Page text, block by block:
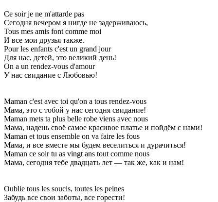
Ce soir je ne m'attarde pas
Сегодня вечером я нигде не задерживаюсь,
Tous mes amis font comme moi
И все мои друзья также.
Pour les enfants c'est un grand jour
Для нас, детей, это великий день!
On a un rendez-vous d'amour
У нас свидание с Любовью!
Maman c'est avec toi qu'on a tous rendez-vous
Мама, это с тобой у нас сегодня свидание!
Maman mets ta plus belle robe viens avec nous
Мама, надень своё самое красивое платье и пойдём с нами!
Maman et tous ensemble on va faire les fous
Мама, и все вместе мы будем веселиться и дурачиться!
Maman ce soir tu as vingt ans tout comme nous
Мама, сегодня тебе двадцать лет — так же, как и нам!
Oublie tous les soucis, toutes les peines
Забудь все свои заботы, все горести!